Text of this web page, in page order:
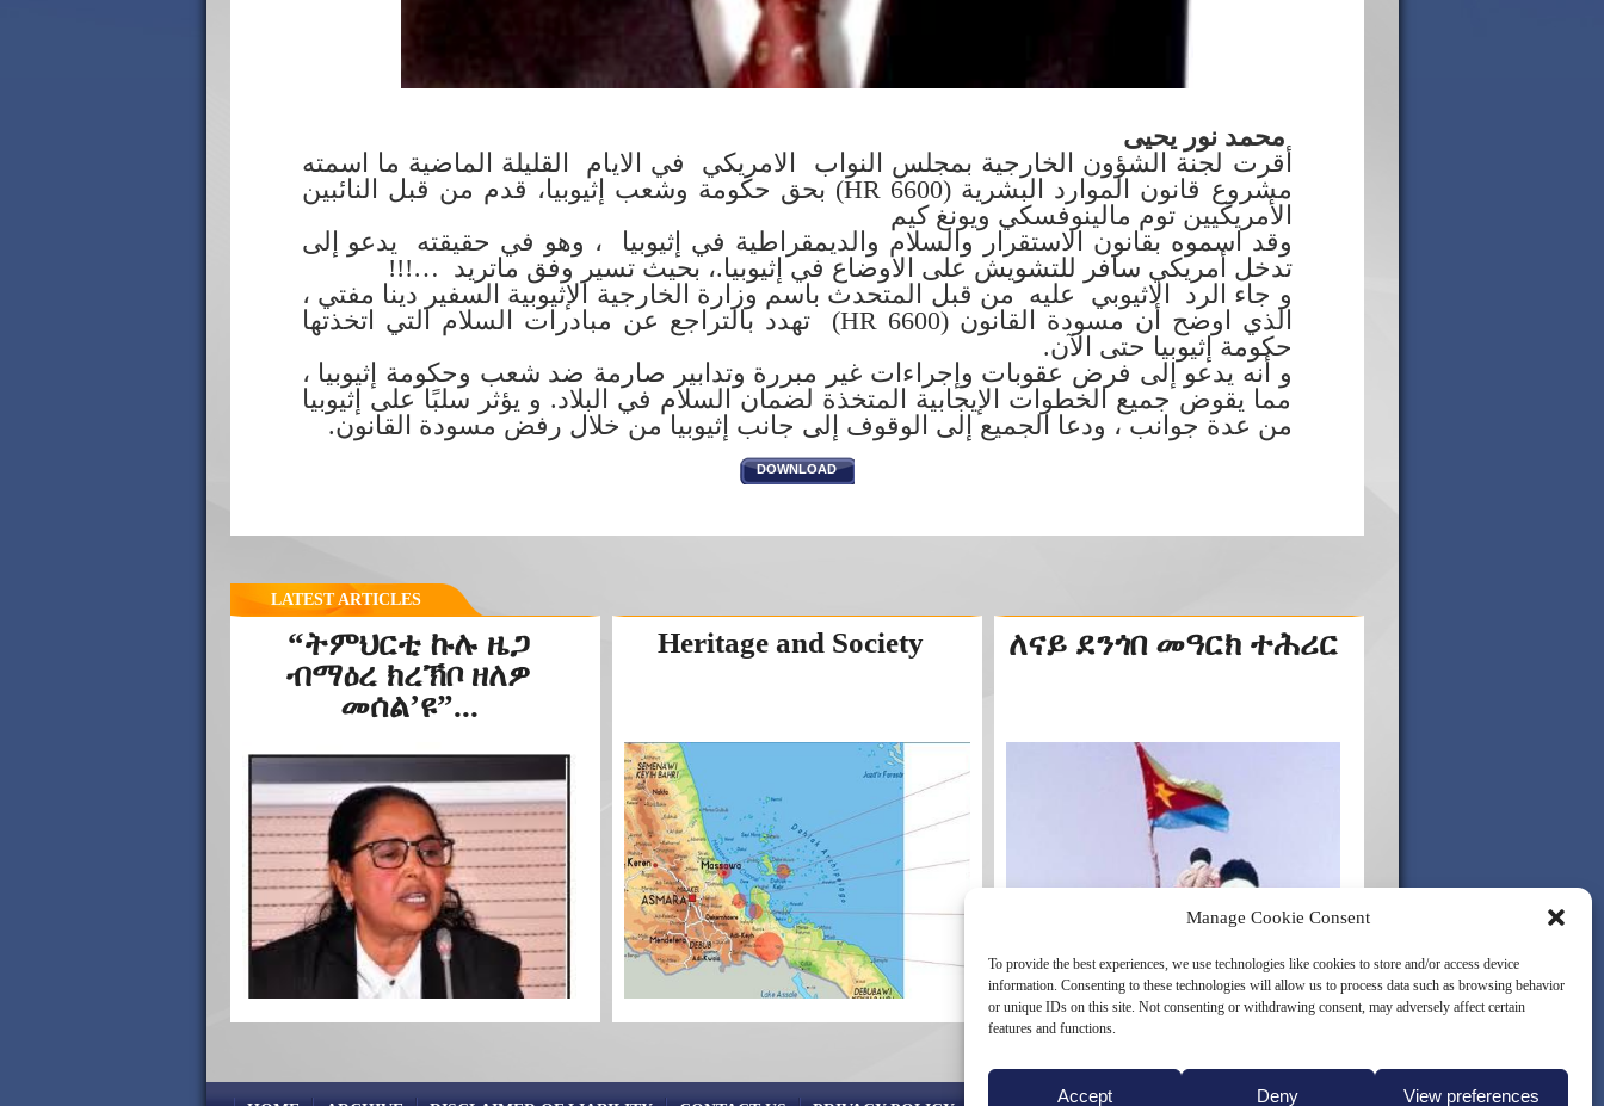
Manage Cookie Consent
To provide the best experiences, we use technologies like cookies to store and/or access device
information. Consenting to these technologies will allow us to process data such as browsing behavior
or unique IDs on this site. Not consenting or withdrawing consent, may adversely affect certain
features and functions.
Accept Deny View preferences
محمد نور يحيى
أقرت لجنة الشؤون الخارجية بمجلس النواب الامريكي في الايام القليلة الماضية ما اسمته
مشروع قانون الموارد البشرية (HR 6600) بحق حكومة وشعب إثيوبيا، قدم من قبل النائبين
الأمريكيين توم مالينوفسكي ويونغ كيم
وقد اسموه بقانون الاستقرار والسلام والديمقراطية في إثيوبيا ، وهو في حقيقته يدعو إلى
تدخل أمريكي سافر للتشويش على الاوضاع في إثيوبيا.، بحيث تسير وفق ماتريد …!!!
و جاء الرد الاثيوبي عليه من قبل المتحدث باسم وزارة الخارجية الإثيوبية السفير دينا مفتي ،
الذي اوضح أن مسودة القانون (HR 6600) تهدد بالتراجع عن مبادرات السلام التي اتخذتها
حكومة إثيوبيا حتى الآن.
و أنه يدعو إلى فرض عقوبات وإجراءات غير مبررة وتدابير صارمة ضد شعب وحكومة إثيوبيا ،
مما يقوض جميع الخطوات الإيجابية المتخذة لضمان السلام في البلاد. و يؤثر سلبًا على إثيوبيا
من عدة جوانب ، ودعا الجميع إلى الوقوف إلى جانب إثيوبيا من خلال رفض مسودة القانون.
DOWNLOAD
LATEST ARTICLES
“ትምህርቲ ኩሉ ዜጋ
ብማዕረ ክረኽቦ ዘለዎ
መሰል’ዩ”...
Heritage and Society ለናይ ደንጎበ መዓርክ ተሕሪር